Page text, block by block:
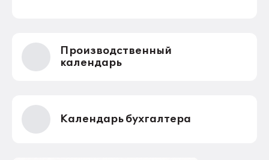
Производственный
календарь
Календарь бухгалтера